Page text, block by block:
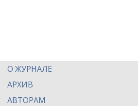
О ЖУРНАЛЕ
АРХИВ
АВТОРАМ